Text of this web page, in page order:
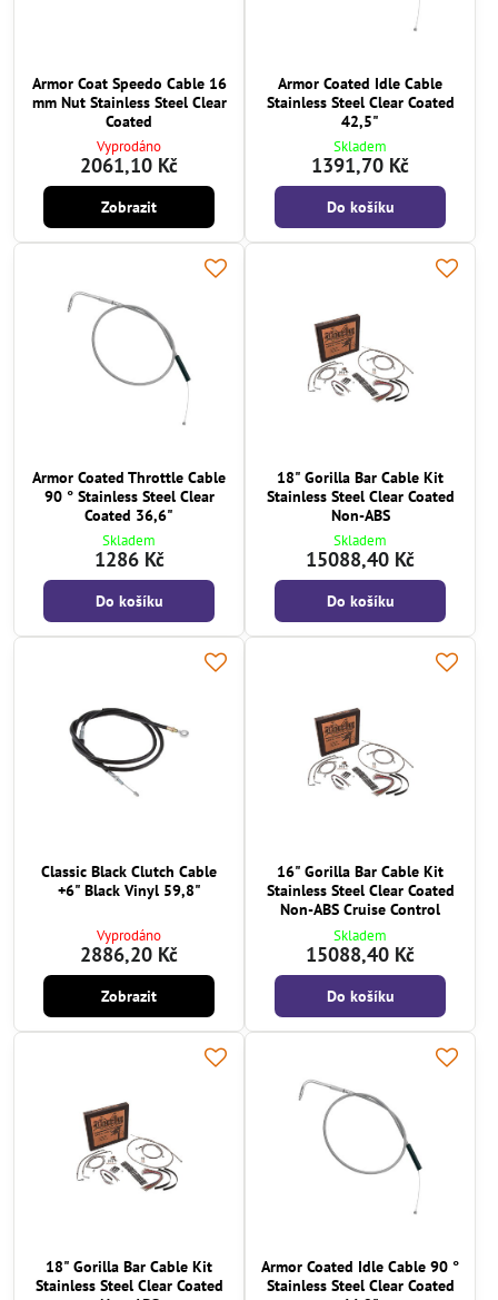
Armor Coat Speedo Cable 16
mm Nut Stainless Steel Clear
Coated
Vyprodáno
2061,10 Kč
Zobrazit
Armor Coated Idle Cable
Stainless Steel Clear Coated
42,5"
Skladem
1391,70 Kč
Do košíku
Armor Coated Throttle Cable
90 ° Stainless Steel Clear
Coated 36,6"
Skladem
1286 Kč
Do košíku
18" Gorilla Bar Cable Kit
Stainless Steel Clear Coated
Non-ABS
Skladem
15088,40 Kč
Do košíku
Classic Black Clutch Cable
+6" Black Vinyl 59,8"
Vyprodáno
2886,20 Kč
Zobrazit
16" Gorilla Bar Cable Kit
Stainless Steel Clear Coated
Non-ABS Cruise Control
Skladem
15088,40 Kč
Do košíku
18" Gorilla Bar Cable Kit
Stainless Steel Clear Coated
Armor Coated Idle Cable 90 °
Stainless Steel Clear Coated